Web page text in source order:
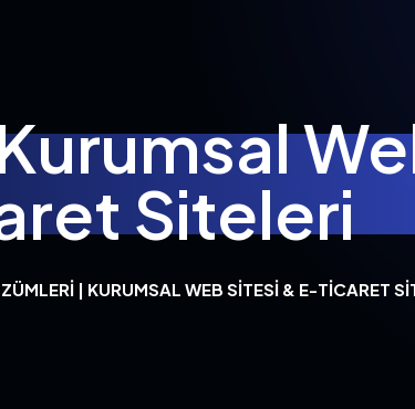
Siteleri
| KURUMSAL WEB SITESI & E-TICARET